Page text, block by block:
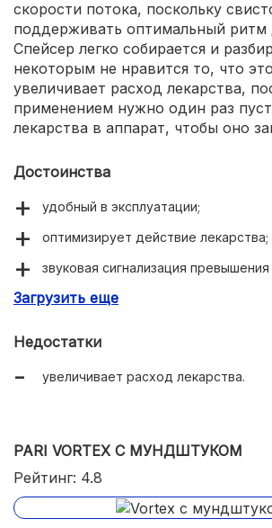
скорости потока, поскольку
поддерживать оптимальный ритм
Спейсер легко собирается и
некоторым не нравится то, что
увеличивает расход лекарства,
применением нужно один раз
лекарства в аппарат, чтобы оно
Достоинства
удобный в эксплуатации;
оптимизирует действие лекарства;
звуковая сигнализация
твердая основа и мягкое покрытие
Загрузить еще
Недостатки
увеличивает расход лекарства.
PARI VORTEX С МУНДШТУКОМ
Рейтинг: 4.8